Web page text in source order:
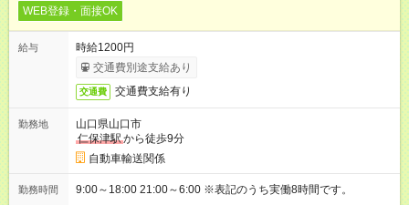
WEB登録・面接OK
給与
時給1200円
交通費別途支給あり
交通費 交通費支給有り
勤務地
山口県山口市
仁保津駅から徒歩9分
自動車輸送関係
勤務時間 9:00～18:00 21:00～6:00 ※表記のうち実働8時間です。